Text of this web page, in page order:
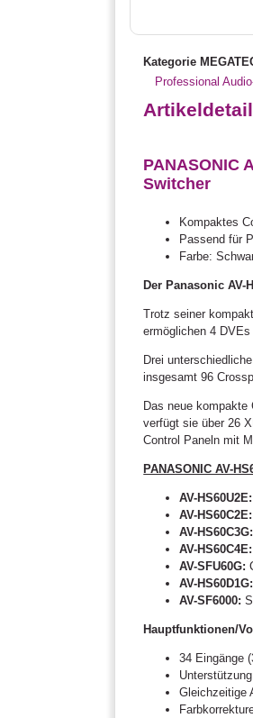
Kategorie
Professional
PANASONIC
Switcher
Kompaktes
Passend für
Farbe:
Der Panasonic
Trotz seiner
ermöglichen 4
Drei
insgesamt 96
Das neue
verfügt sie über 26
Control Paneln mit
PANASONIC AV-
AV-HS60U2E:
AV-HS60C2E:
AV-HS60C3G:
AV-HS60C4E:
AV-SFU60G:
AV-HS60D1G:
AV-SF6000:
Hauptfunktionen/
34 Eingänge
Gleichzeitige